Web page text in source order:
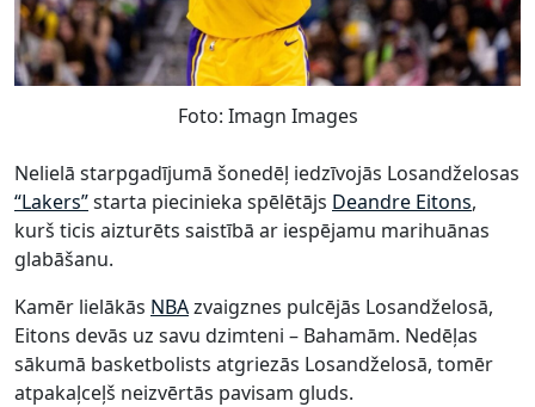
Foto: Imagn Images
Nelielā starpgadījumā šonedēļ iedzīvojās Losandželosas
“Lakers”starta piecinieka spēlētājs Deandre Eitons,
kurš ticis aizturēts saistībā ar iespējamu marihuānas
glabāšanu.
Kamēr lielākās NBAzvaigznes pulcējās Losandželosā,
Eitons devās uz savu dzimteni – Bahamām. Nedēļas
sākumā basketbolists atgriezās Losandželosā, tomēr
atpakaļceļš neizvērtās pavisam gluds.